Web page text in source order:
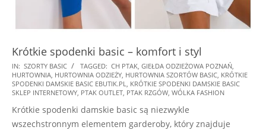
Krótkie spodenki basic – komfort i styl
2025-
01-
28
IN: SZORTY BASIC TAGGED: CH PTAK, GIEŁDA ODZIEŻOWA POZNAŃ,
HURTOWNIA, HURTOWNIA ODZIEŻY, HURTOWNIA SZORTÓW BASIC, KRÓTKIE
SPODENKI DAMSKIE BASIC EBUTIK.PL, KRÓTKIE SPODENKI DAMSKIE BASIC
SKLEP INTERNETOWY, PTAK OUTLET, PTAK RZGÓW, WÓLKA FASHION
Krótkie spodenki damskie basic są niezwykle
wszechstronnym elementem garderoby, który znajduje